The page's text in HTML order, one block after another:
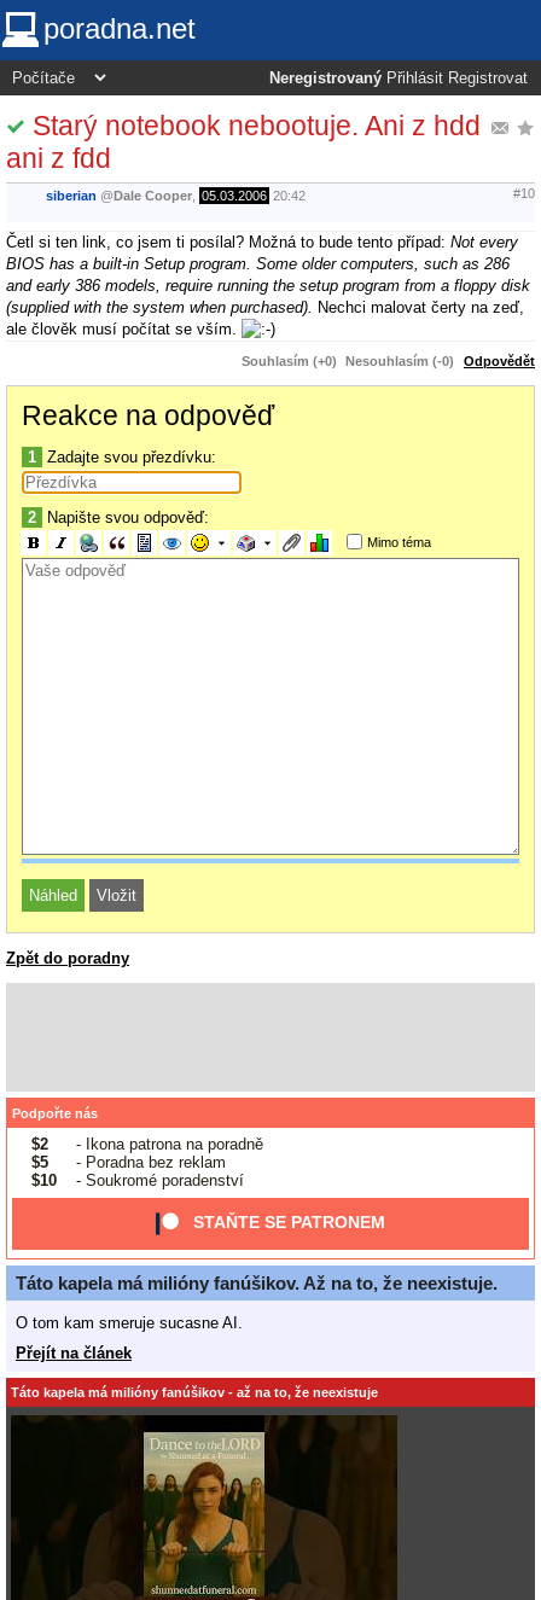
poradna.net
Neregistrovaný Přihlásit Registrovat
Starý notebook nebootuje. Ani z hdd
ani z fdd
siberian @Dale Cooper 05.03.2006 20:42 #10
Četl si ten link, co jsem ti posílal? Možná to bude tento případ: Not every
BIOS has a built-in Setup program. Some older computers, such as 286
and early 386 models, require running the setup program from a floppy disk
(supplied with the system when purchased). Nechci malovat čerty na zeď,
ale člověk musí počítat se vším.
Souhlasím (+0) Nesouhlasím (-0) Odpovědět
Reakce na odpověď
1 Zadajte svou přezdívku:
2 Napište svou odpověď:
Mimo téma
Zpět do poradny
Podpořte nás
$2
- Ikona patrona na poradně
$5
- Poradna bez reklam
$10
- Soukromé poradenství
STAŇTE SE PATRONEM
Táto kapela má milióny fanúšikov. Až na to, že neexistuje.
O tom kam smeruje sucasne AI.
Přejít na článek
Táto kapela má milióny fanúšikov - až na to, že neexistuje